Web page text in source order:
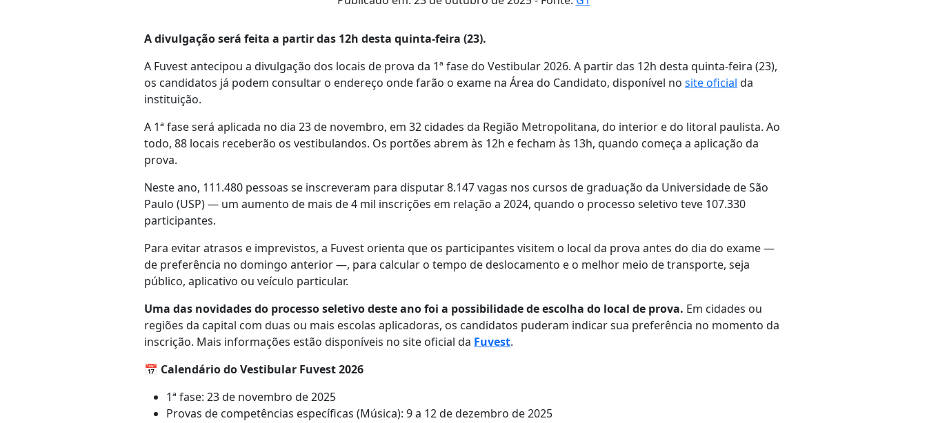
A divulgação será feita a partir das 12h desta quinta-feira (23).
A Fuvest antecipou a divulgação dos locais de prova da 1ª fase do Vestibular 2026. A partir das 12h desta quinta-feira (23),
os candidatos já podem consultar o endereço onde farão o exame na Área do Candidato, disponível no site oficial da
instituição.
A 1ª fase será aplicada no dia 23 de novembro, em 32 cidades da Região Metropolitana, do interior e do litoral paulista. Ao
todo, 88 locais receberão os vestibulandos. Os portões abrem às 12h e fecham às 13h, quando começa a aplicação da
prova.
Neste ano, 111.480 pessoas se inscreveram para disputar 8.147 vagas nos cursos de graduação da Universidade de São
Paulo (USP) — um aumento de mais de 4 mil inscrições em relação a 2024, quando o processo seletivo teve 107.330
participantes.
Para evitar atrasos e imprevistos, a Fuvest orienta que os participantes visitem o local da prova antes do dia do exame —
de preferência no domingo anterior —, para calcular o tempo de deslocamento e o melhor meio de transporte, seja
público, aplicativo ou veículo particular.
Uma das novidades do processo seletivo deste ano foi a possibilidade de escolha do local de prova. Em cidades ou
regiões da capital com duas ou mais escolas aplicadoras, os candidatos puderam indicar sua preferência no momento da
inscrição. Mais informações estão disponíveis no site oficial da Fuvest.
📅 Calendário do Vestibular Fuvest 2026
1ª fase: 23 de novembro de 2025
Provas de competências específicas (Música): 9 a 12 de dezembro de 2025